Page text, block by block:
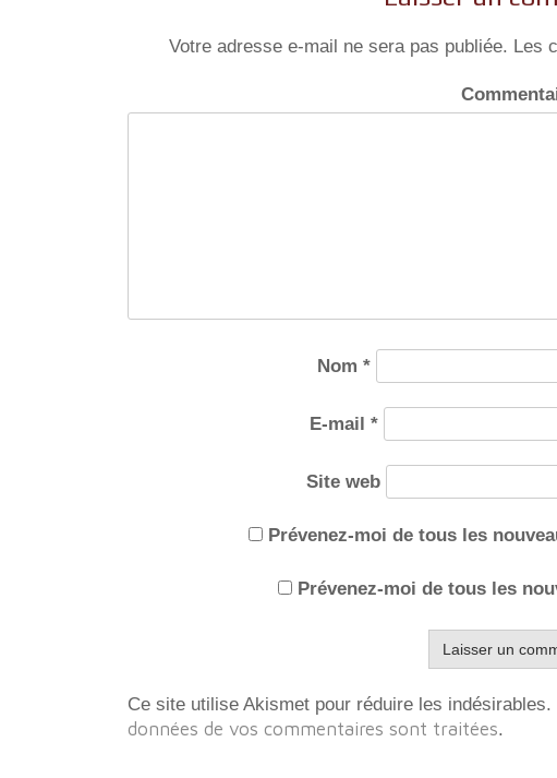
Votre adresse e-mail ne sera pas publiée. Les
Nom *
E-mail *
Site web
Prévenez-moi de tous les
Prévenez-moi de tous les
Ce site utilise Akismet pour réduire les indésirables.
données de vos commentaires sont traitées.